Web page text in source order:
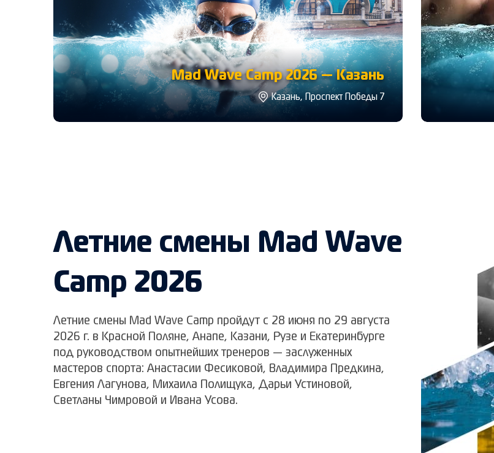
Mad Wave Camp 2026 — Казань
Казань, Проспект Победы 7
Летние смены Mad Wave
Camp 2026
Летние смены Mad Wave Camp пройдут с 28 июня по 29 августа
2026 г. в Красной Поляне, Анапе, Казани, Рузе и Екатеринбурге
под руководством опытнейших тренеров — заслуженных
мастеров спорта: Анастасии Фесиковой, Владимира Предкина,
Евгения Лагунова, Михаила Полищука, Дарьи Устиновой,
Светланы Чимровой и Ивана Усова.